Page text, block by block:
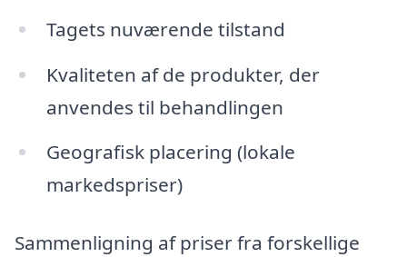
Tagets nuværende tilstand
Kvaliteten af de produkter, der
anvendes til behandlingen
Geografisk placering (lokale
markedspriser)
Sammenligning af priser fra forskellige